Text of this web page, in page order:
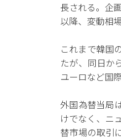
長される。企
以降、変動相
これまで韓国
たが、同日か
ユーロなど国
外国為替当局
けでなく、ニ
替市場の取引